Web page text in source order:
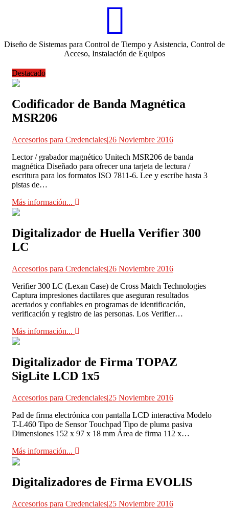
Diseño de Sistemas para Control de Tiempo y Asistencia, Control de
Acceso, Instalación de Equipos
Destacado
Codificador de Banda Magnética
MSR206
Accesorios para Credenciales|26 Noviembre 2016
Lector / grabador magnético Unitech MSR206 de banda
magnética Diseñado para ofrecer una tarjeta de lectura /
escritura para los formatos ISO 7811-6. Lee y escribe hasta 3
pistas de…
Más información...
Digitalizador de Huella Verifier 300
LC
Accesorios para Credenciales|26 Noviembre 2016
Verifier 300 LC (Lexan Case) de Cross Match Technologies
Captura impresiones dactilares que aseguran resultados
acertados y confiables en programas de identificación,
verificación y registro de las personas. Los Verifier…
Más información...
Digitalizador de Firma TOPAZ
SigLite LCD 1x5
Accesorios para Credenciales|25 Noviembre 2016
Pad de firma electrónica con pantalla LCD interactiva Modelo
T-L460 Tipo de Sensor Touchpad Tipo de pluma pasiva
Dimensiones 152 x 97 x 18 mm Área de firma 112 x…
Más información...
Digitalizadores de Firma EVOLIS
Accesorios para Credenciales|25 Noviembre 2016